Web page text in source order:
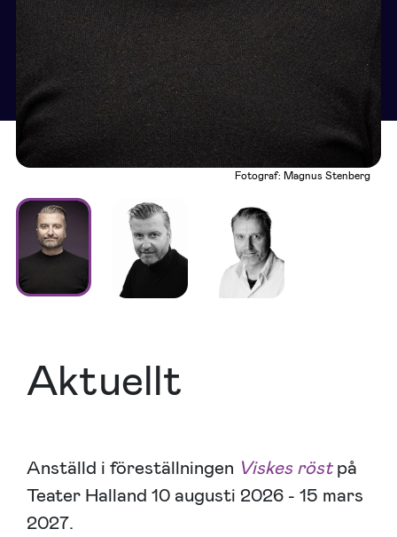
Fotograf: Magnus Stenberg
Aktuellt
Anställd i föreställningen Viskes röst på
Teater Halland 10 augusti 2026 - 15 mars
2027.